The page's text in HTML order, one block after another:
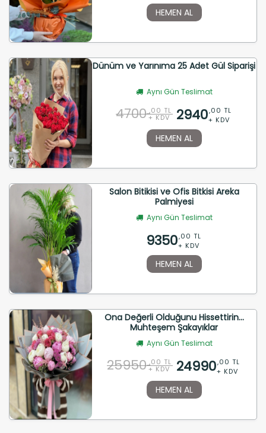
HEMEN AL
Dünüm ve Yarınıma 25 Adet Gül Siparişi
Aynı Gün Teslimat
4700 ,00 TL
+ KDV 2940,00 TL
+ KDV
HEMEN AL
Salon Bitikisi ve Ofis Bitkisi Areka
Palmiyesi
Aynı Gün Teslimat
9350,00 TL
+ KDV
HEMEN AL
Ona Değerli Olduğunu Hissettirin...
Muhteşem Şakayıklar
Aynı Gün Teslimat
25950 ,00 TL
+ KDV 24990,00 TL
+ KDV
HEMEN AL